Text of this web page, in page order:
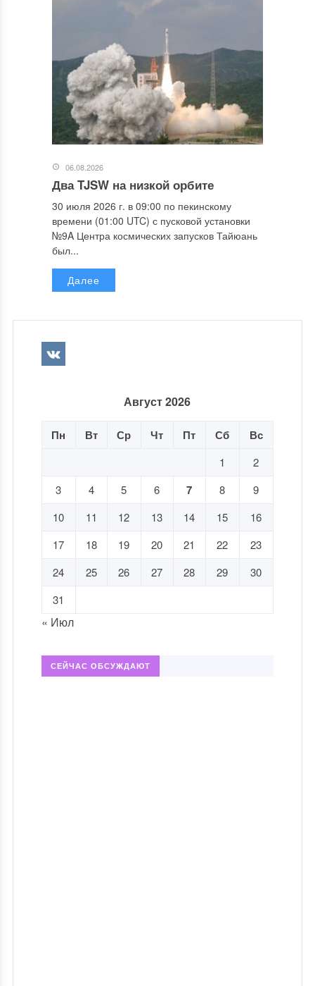
06.08.2026
Два TJSW на низкой орбите
30 июля 2026 г. в 09:00 по пекинскому
времени (01:00 UTC) с пусковой установки
№9A Центра космических запусков Тайюань
был...
Далее
Август 2026
Пн Вт Ср Чт Пт Сб Вс
1
2
3
4 5 6 7 8
9
10
11 12 13 14 15
16
17
18 19 20 21 22
23
24
25 26 27 28 29
30
31
« Июл
СЕЙЧАС ОБСУЖДАЮТ